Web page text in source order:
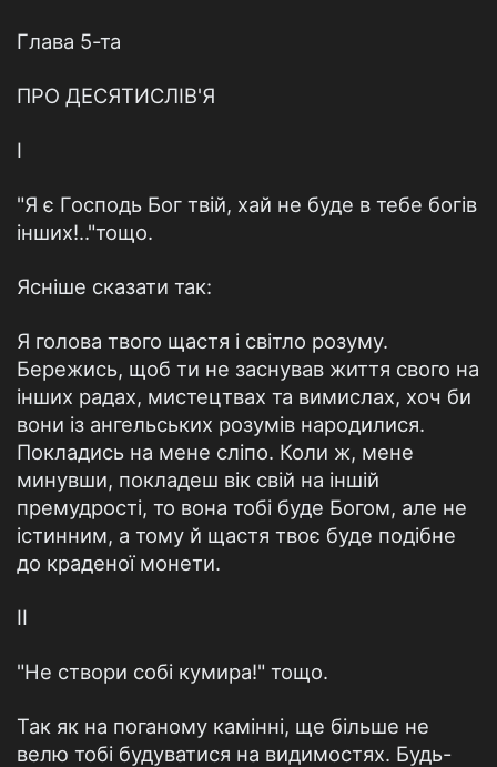
Глава 5-та
ПРО ДЕСЯТИСЛІВ'Я
І
"Я є Господь Бог твій, хай не буде в тебе богів
інших!.."тощо.
Ясніше сказати так:
Я голова твого щастя і світло розуму.
Бережись, щоб ти не заснував життя свого на
інших радах, мистецтвах та вимислах, хоч би
вони із ангельських розумів народилися.
Покладись на мене сліпо. Коли ж, мене
минувши, покладеш вік свій на іншій
премудрості, то вона тобі буде Богом, але не
істинним, а тому й щастя твоє буде подібне
до краденої монети.
ІІ
"Не створи собі кумира!" тощо.
Так як на поганому камінні, ще більше не
велю тобі будуватися на видимостях. Будь-